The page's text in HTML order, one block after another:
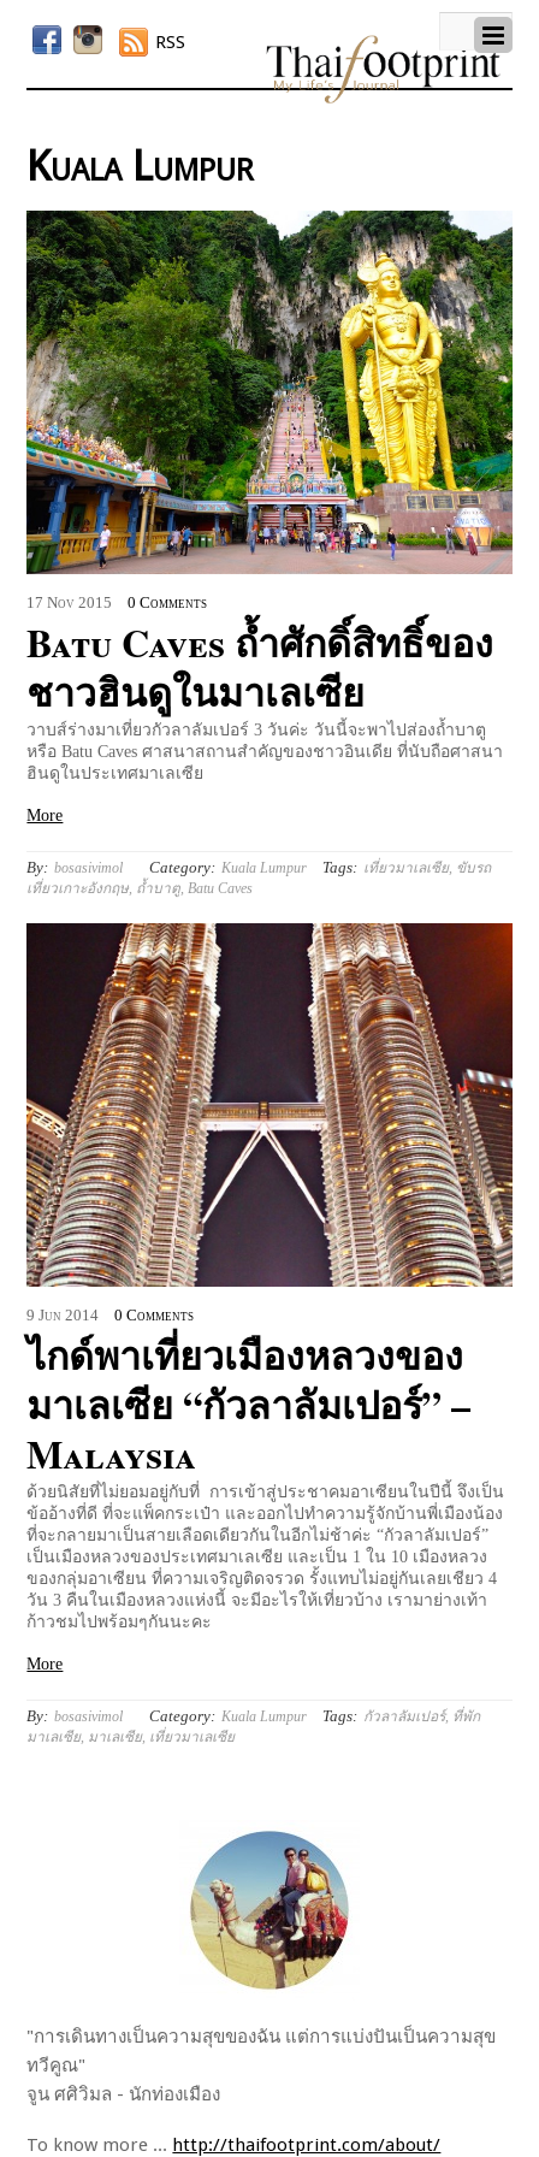
RSS
Kuala Lumpur
17 Nov 2015 0 Comments
Batu Caves ถ้ำศักดิ์สิทธิ์ของ
ชาวฮินดูในมาเลเซีย
วาบส์ร่างมาเที่ยวกัวลาลัมเปอร์ 3 วันค่ะ วันนี้จะพาไปส่องถ้ำบาตู
หรือ Batu Caves ศาสนาสถานสำคัญของชาวอินเดีย ที่นับถือศาสนา
ฮินดูในประเทศมาเลเซีย
More
By: bosasivimol Category: Kuala Lumpur Tags: เที่ยวมาเลเซีย, ขับรถ
เที่ยวเกาะอังกฤษ ถ้ำบาตู Batu Caves
9 Jun 2014 0 Comments
ไกด์พาเที่ยวเมืองหลวงของ
มาเลเซีย “กัวลาลัมเปอร์” –
Malaysia
ด้วยนิสัยที่ไม่ยอมอยู่กับที่ การเข้าสู่ประชาคมอาเซียนในปีนี้ จึงเป็น
ข้ออ้างที่ดี ที่จะแพ็คกระเป๋า และออกไปทำความรู้จักบ้านพี่เมืองน้อง
ที่จะกลายมาเป็นสายเลือดเดียวกันในอีกไม่ช้าค่ะ “กัวลาลัมเปอร์”
เป็นเมืองหลวงของประเทศมาเลเซีย และเป็น 1 ใน 10 เมืองหลวง
ของกลุ่มอาเซียน ที่ความเจริญติดจรวด รั้งแทบไม่อยู่กันเลยเชียว 4
วัน 3 คืนในเมืองหลวงแห่งนี้ จะมีอะไรให้เที่ยวบ้าง เรามาย่างเท้า
ก้าวชมไปพร้อมๆกันนะคะ
More
By: bosasivimol Category: Kuala Lumpur Tags: กัวลาลัมเปอร์, ที่พัก
มาเลเซีย, มาเลเซีย, เที่ยวมาเลเซีย
"การเดินทางเป็นความสุขของฉัน แต่การแบ่งปันเป็นความสุข
ทวีคูณ"
จูน ศศิวิมล - นักท่องเมือง
To know more ... http://thaifootprint.com/about/